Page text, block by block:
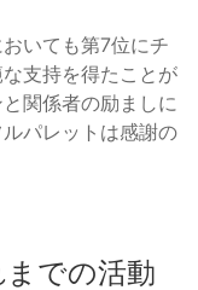
いても第7位にチ
支持を得たことが
関係者の励ましに
パレットは感謝の
での活動